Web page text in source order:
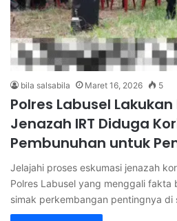
bila salsabila Maret 16, 2026 5
Polres Labusel
Jenazah IRT Diduga
Pembunuhan untuk
Jelajahi proses eskumasi jenazah
Polres Labusel yang menggali fakta
simak perkembangan pentingnya di